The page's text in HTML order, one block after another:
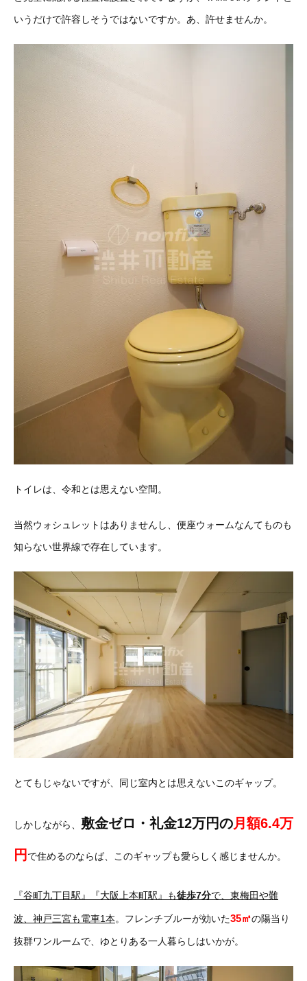
いうだけで許容しそうではないですか。あ、許せませんか。
トイレは、令和とは思えない空間。
当然ウォシュレットはありませんし、便座ウォームなんてものも
知らない世界線で存在しています。
とてもじゃないですが、同じ室内とは思えないこのギャップ。
しかしながら、 敷金ゼロ・礼金12万円の月額6.4万
円 で住めるのならば、このギャップも愛らしく感じませんか。
『谷町九丁目駅』『大阪上本町駅』も徒歩7分で、東梅田や難
波、神戸三宮も電車1本。フレンチブルーが効いた35㎡の陽当り
抜群ワンルームで、ゆとりある一人暮らしはいかが。